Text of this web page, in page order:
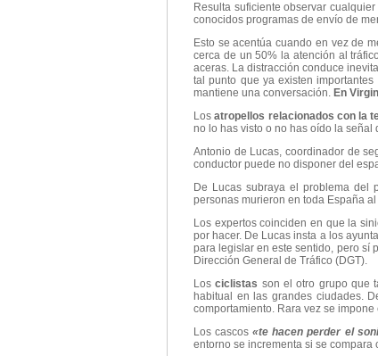
Resulta suficiente observar
conocidos programas de envío de
Esto se acentúa cuando en vez de
cerca de un 50% la atención al
aceras. La distracción conduce
tal punto que ya existen
mantiene una conversación. En
Losatropellos relacionados con la
no lo has visto o no has oído la señal
Antonio de Lucas, coordinador de
conductor puede no disponer del
De Lucas subraya el problema del
personas murieron en toda España
Los expertos coinciden en que la
por hacer. De Lucas insta a los
para legislar en este sentido, pero sí
Dirección General de Tráfico (DGT).
Losciclistas son el otro grupo que
habitual en las grandes ciudades.
comportamiento. Rara vez se
Los cascos«te hacen perder el
entorno se incrementa si se compara